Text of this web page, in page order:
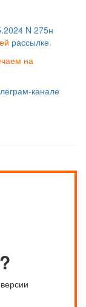
N 275н
рассылке.
на
канале